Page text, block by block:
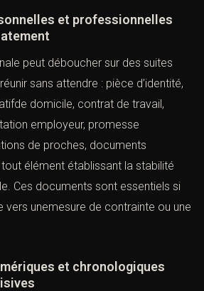
autresprotagonistes du dossier
retourner contre vous.
documents et les
et professionnelles
peut déboucher sur des suites
sans attendre : pièce
attestation employeur, promesse
de proches, documents